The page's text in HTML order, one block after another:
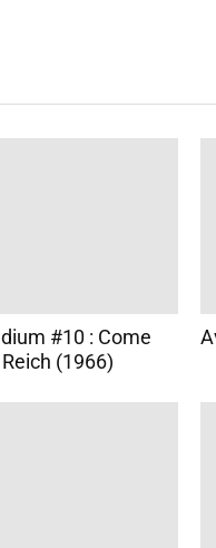
#10 : Come
(1966)